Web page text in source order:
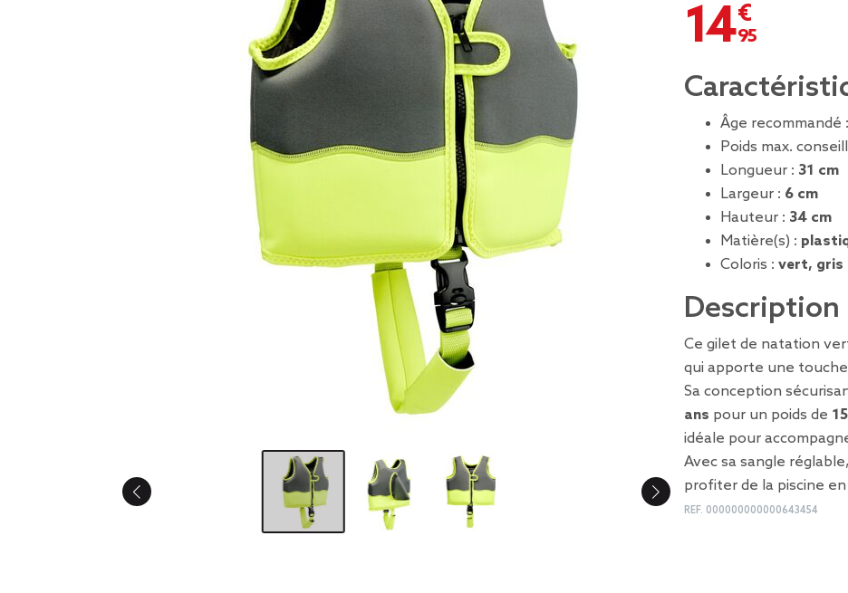
14,95 €
Âge recommandé :
Poids max.
Longueur : 31 cm
Largeur : 6 cm
Hauteur : 34 cm
Matière(s) :
Coloris : vert, gris
Ce gilet de natation
qui apporte une
Sa conception
ans pour un poids de
idéale pour
Avec sa sangle
profiter de la piscine
REF. 000000000000643454